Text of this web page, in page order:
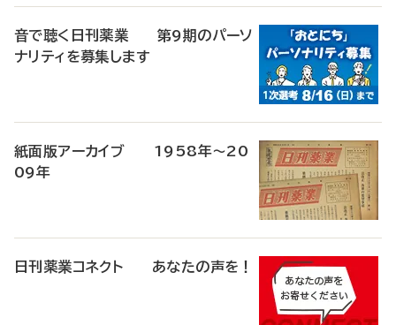
音で聴く日刊薬業 第9期のパーソ
ナリティを募集します
紙面版アーカイブ 1958年～20
09年
日刊薬業コネクト あなたの声を！